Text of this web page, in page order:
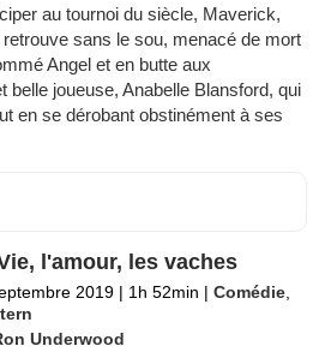
au tournoi du siècle, Maverick,
sans le sou, menacé de mort
Angel et en butte aux
belle joueuse, Anabelle Blansford, qui
en se dérobant obstinément à ses
l'amour, les vaches
2019 | 1h 52min | Comédie
Underwood